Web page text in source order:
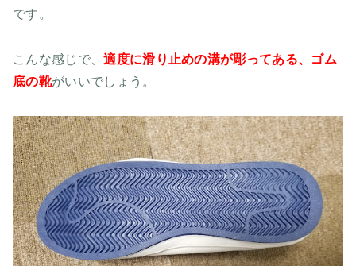
です。
こんな感じで、適度に滑り止めの溝が彫ってある、ゴム
底の靴がいいでしょう。